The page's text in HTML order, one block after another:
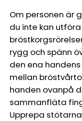
Om personen är
du inte kan
rygg och spänn
den ena
mellan
handen ovanpå
sammanfläta
Upprepa